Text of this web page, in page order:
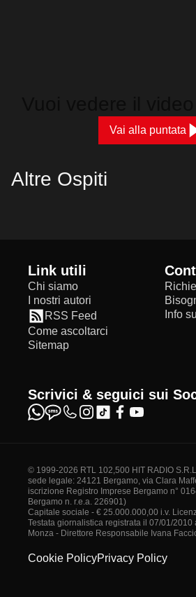
Vai alla puntata
Altre Ospiti
Link utili
Chi siamo
I nostri autori
RSS Feed
Come ascoltarci
Sitemap
Info
Scrivici & seguici sui
© 1999-2026 RTL 102,500 HIT RADIO
sede legale: 24121 Bergamo, via Clara
iscrizione Registro Imprese Bergamo n°
Bergamo n. r.e.a. 226901)
Capitale sociale - € 25.000.000,00 i.v.
Testata giornalistica registrata il 07/01/2010
Monza - Direttore Responsabile Ivana
Cookie PolicyPrivacy Policy